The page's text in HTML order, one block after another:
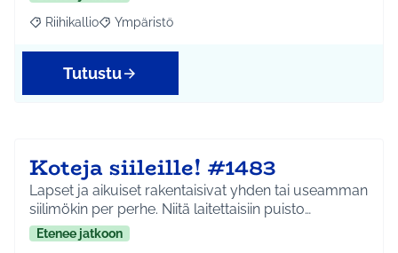
Rajaa tulokset aihepiirin mukaan: Riihikallio
Riihikallio Rajaa tulokset teeman mukaan: Ympäristö
Ympäristö
Tutustu
Koteja siileille! #1483
Lapset ja aikuiset rakentaisivat yhden tai useamman
siilimökin per perhe. Niitä laitettaisiin puisto…
Etenee jatkoon